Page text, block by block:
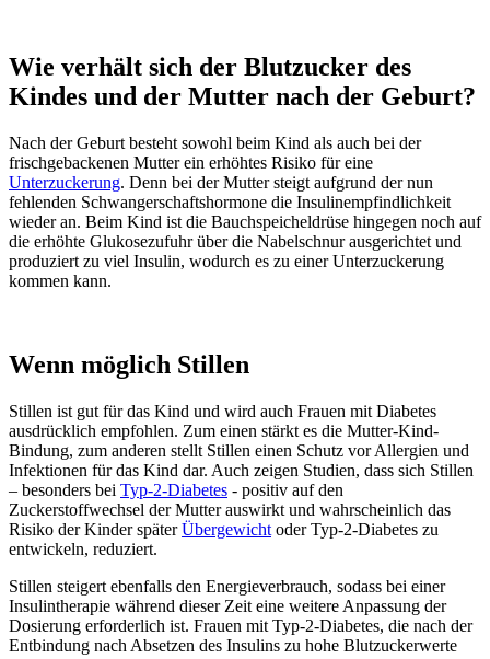
Wie verhält sich der Blutzucker des
Kindes und der Mutter nach der Geburt?
Nach der Geburt besteht sowohl beim Kind als auch bei der
frischgebackenen Mutter ein erhöhtes Risiko für eine
Unterzuckerung. Denn bei der Mutter steigt aufgrund der nun
fehlenden Schwangerschaftshormone die Insulinempfindlichkeit
wieder an. Beim Kind ist die Bauchspeicheldrüse hingegen noch auf
die erhöhte Glukosezufuhr über die Nabelschnur ausgerichtet und
produziert zu viel Insulin, wodurch es zu einer Unterzuckerung
kommen kann.
Wenn möglich Stillen
Stillen ist gut für das Kind und wird auch Frauen mit Diabetes
ausdrücklich empfohlen. Zum einen stärkt es die Mutter-Kind-
Bindung, zum anderen stellt Stillen einen Schutz vor Allergien und
Infektionen für das Kind dar. Auch zeigen Studien, dass sich Stillen
– besonders bei Typ-2-Diabetes - positiv auf den
Zuckerstoffwechsel der Mutter auswirkt und wahrscheinlich das
Risiko der Kinder späterÜbergewicht oder Typ-2-Diabetes zu
entwickeln, reduziert.
Stillen steigert ebenfalls den Energieverbrauch, sodass bei einer
Insulintherapie während dieser Zeit eine weitere Anpassung der
Dosierung erforderlich ist. Frauen mit Typ-2-Diabetes, die nach der
Entbindung nach Absetzen des Insulins zu hohe Blutzuckerwerte